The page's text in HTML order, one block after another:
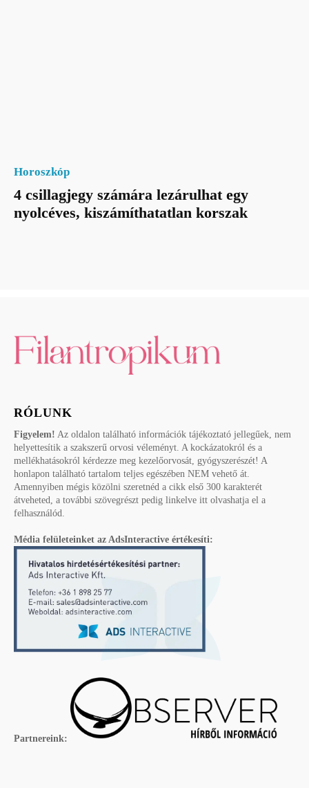
Horoszkóp
4 csillagjegy számára lezárulhat egy
nyolcéves, kiszámíthatatlan korszak
RÓLUNK
Figyelem! Az oldalon található információk tájékoztató jellegűek, nem
helyettesítik a szakszerű orvosi véleményt. A kockázatokról és a
mellékhatásokról kérdezze meg kezelőorvosát, gyógyszerészét! A
honlapon található tartalom teljes egészében NEM vehető át.
Amennyiben mégis közölni szeretnéd a cikk első 300 karakterét
átveheted, a további szövegrészt pedig linkelve itt olvashatja el a
felhasználód.
Média felületeinket az AdsInteractive értékesíti:
Partnereink: